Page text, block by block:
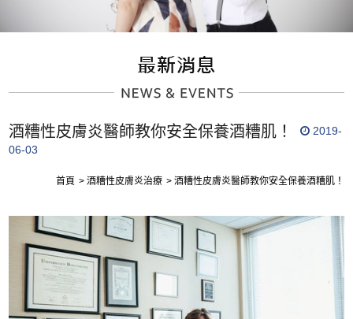
酒糟性皮膚炎醫師教你安全保養酒糟肌！
2019-
06-03
首頁 酒糟性皮膚炎治療 酒糟性皮膚炎醫師教你安全保養酒糟肌！